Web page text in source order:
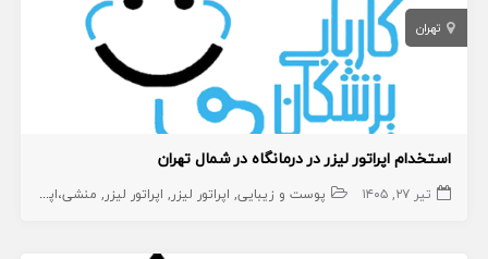
تهران
استخدام اپراتور لیزر در درمانگاه در شمال تهران
تیر ۲۷, ۱۴۰۵ پوست و زیبایی اپراتور لیزر اپراتور لیزر منشی،اپراتور،دستیار